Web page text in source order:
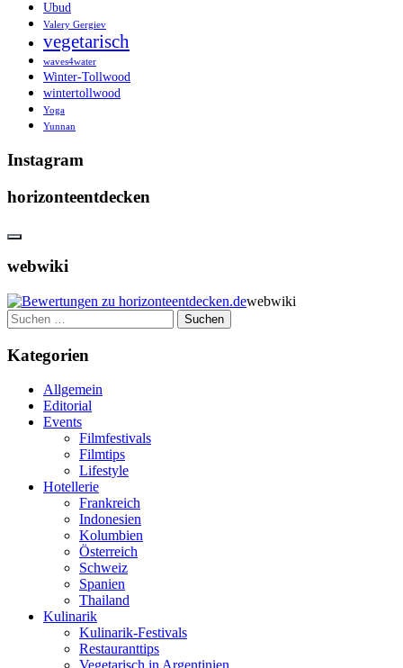
Ubud
Valery Gergiev
vegetarisch
waves4water
Winter-Tollwood
wintertollwood
Yoga
Yunnan
Instagram
horizonteentdecken
webwiki
webwiki
Suchen
nach:
Kategorien
Allgemein
Editorial
Events
Filmfestivals
Filmtips
Lifestyle
Hotellerie
Frankreich
Indonesien
Kolumbien
Österreich
Schweiz
Spanien
Thailand
Kulinarik
Kulinarik-Festivals
Restauranttips